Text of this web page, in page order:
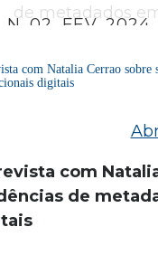
N. 02, FEV. 2024
com Natalia Cerrao sobre
digitais
com
de